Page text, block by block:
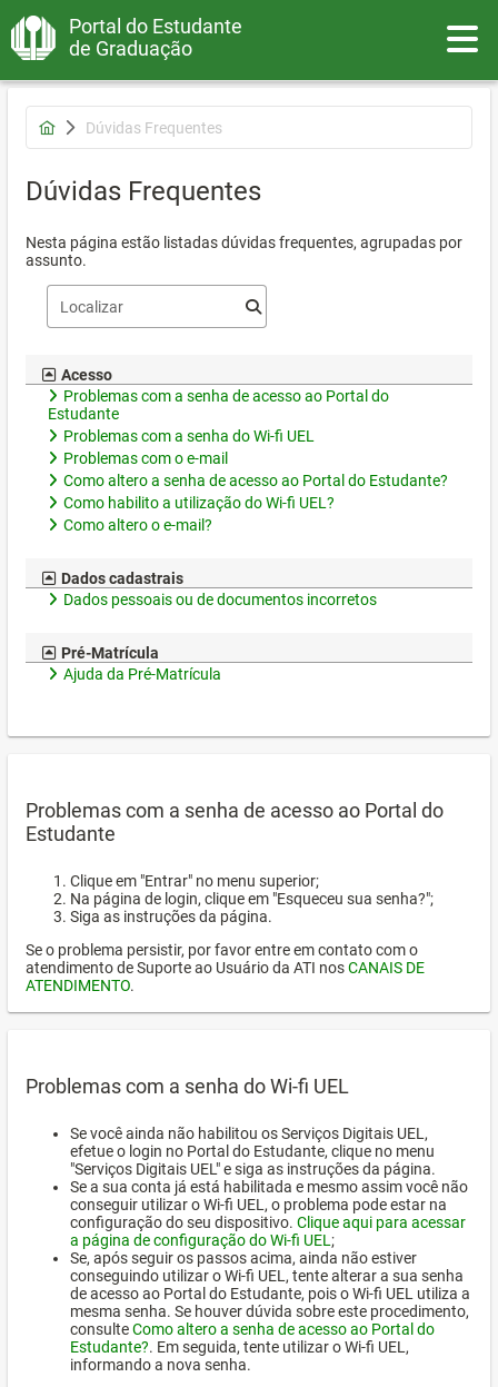
Portal do Estudante
de Graduação
Dúvidas Frequentes
Dúvidas Frequentes
Nesta página estão listadas dúvidas frequentes, agrupadas por
assunto.
Acesso
Problemas com a senha de acesso ao Portal do
Estudante
Problemas com a senha do Wi-fi UEL
Problemas com o e-mail
Como altero a senha de acesso ao Portal do Estudante?
Como habilito a utilização do Wi-fi UEL?
Como altero o e-mail?
Dados cadastrais
Dados pessoais ou de documentos incorretos
Pré-Matrícula
Ajuda da Pré-Matrícula
Problemas com a senha de acesso ao Portal do
Estudante
Clique em "Entrar" no menu superior;
Na página de login, clique em "Esqueceu sua senha?";
Siga as instruções da página.
Se o problema persistir, por favor entre em contato com o
atendimento de Suporte ao Usuário da ATI nosCANAIS DE
ATENDIMENTO.
Problemas com a senha do Wi-fi UEL
Se você ainda não habilitou os Serviços Digitais UEL,
efetue o login no Portal do Estudante, clique no menu
"Serviços Digitais UEL" e siga as instruções da página.
Se a sua conta já está habilitada e mesmo assim você não
conseguir utilizar o Wi-fi UEL, o problema pode estar na
configuração do seu dispositivo. Clique aqui para acessar
a página de configuração do Wi-fi UEL ;
Se, após seguir os passos acima, ainda não estiver
conseguindo utilizar o Wi-fi UEL, tente alterar a sua senha
de acesso ao Portal do Estudante, pois o Wi-fi UEL utiliza a
mesma senha. Se houver dúvida sobre este procedimento,
consulteComo altero a senha de acesso ao Portal do
Estudante?. Em seguida, tente utilizar o Wi-fi UEL,
informando a nova senha.